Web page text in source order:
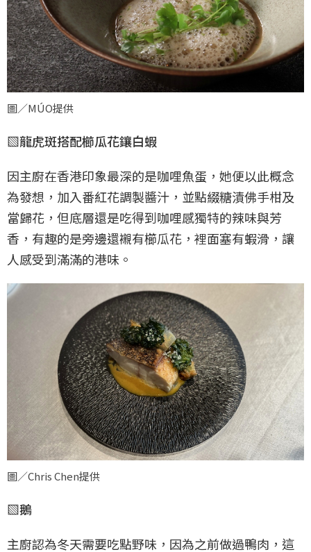
圖／MÚO提供
▧龍虎斑搭配櫛瓜花鑲白蝦
因主廚在香港印象最深的是咖哩魚蛋，她便以此概念
為發想，加入番紅花調製醬汁，並點綴糖漬佛手柑及
當歸花，但底層還是吃得到咖哩感獨特的辣味與芳
香，有趣的是旁邊還襯有櫛瓜花，裡面塞有蝦滑，讓
人感受到滿滿的港味。
圖／Chris Chen提供
▧鵝
主廚認為冬天需要吃點野味，因為之前做過鴨肉，這